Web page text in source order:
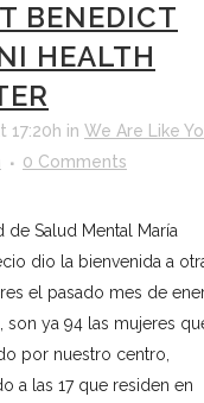
BENEDICT
HEALTH
17:20h in We Are Like
0 Comments
de Salud Mental María
dio la bienvenida a
el pasado mes de
son ya 94 las mujeres
por nuestro centro,
a las 17 que residen en